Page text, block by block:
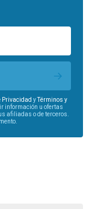
Privacidad y
Términos y
información u ofertas
afiliadas o de terceros.